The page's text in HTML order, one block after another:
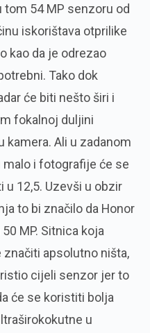
tom 54 MP senzoru od
iskorištava otprilike
kao da je odrezao
Tako dok
će biti nešto širi i
fokalnoj duljini
kamera. Ali u zadanom
i fotografije će se
12,5. Uzevši u obzir
to bi značilo da Honor
MP. Sitnica koja
apsolutno ništa,
cijeli senzor jer to
će se koristiti bolja
u